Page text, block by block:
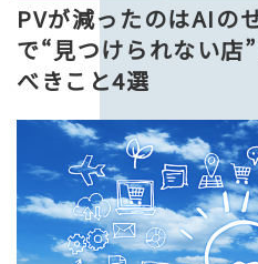
PVが減ったのはAIの
で“見つけられない店
べきこと4選